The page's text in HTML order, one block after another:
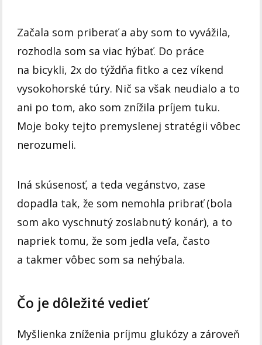
Začala som priberať a aby som to vyvážila,
rozhodla som sa viac hýbať. Do práce
na bicykli, 2x do týždňa fitko a cez víkend
vysokohorské túry. Nič sa však neudialo a to
ani po tom, ako som znížila príjem tuku.
Moje boky tejto premyslenej stratégii vôbec
nerozumeli.
Iná skúsenosť, a teda vegánstvo, zase
dopadla tak, že som nemohla pribrať (bola
som ako vyschnutý zoslabnutý konár), a to
napriek tomu, že som jedla veľa, často
a takmer vôbec som sa nehýbala.
Čo je dôležité vedieť
Myšlienka zníženia príjmu glukózy a zároveň